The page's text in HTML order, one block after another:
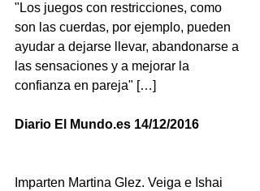
"Los juegos con restricciones, como
son las cuerdas, por ejemplo, pueden
ayudar a dejarse llevar, abandonarse a
las sensaciones y a mejorar la
confianza en pareja" […]
Diario El Mundo.es 14/12/2016
Imparten Martina Glez. Veiga e Ishai